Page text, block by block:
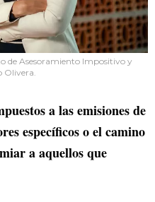
de Asesoramiento Impositivo y
Olivera.
a las emisiones de
específicos o el camino
a aquellos que